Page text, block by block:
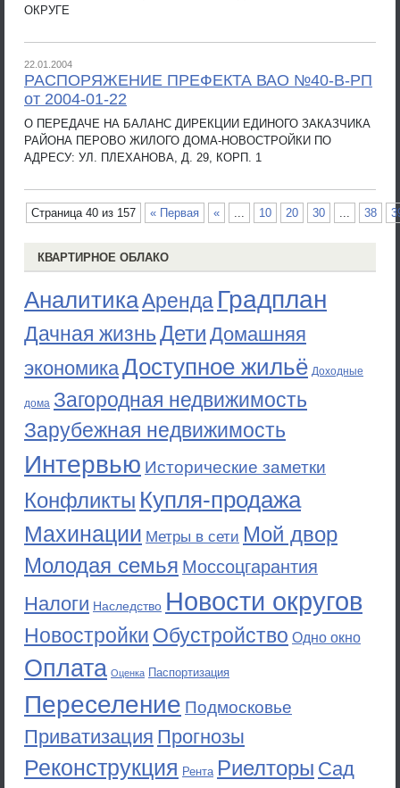
ОКРУГЕ
22.01.2004
РАСПОРЯЖЕНИЕ ПРЕФЕКТА ВАО №40-В-РП
от 2004-01-22
О ПЕРЕДАЧЕ НА БАЛАНС ДИРЕКЦИИ ЕДИНОГО ЗАКАЗЧИКА
РАЙОНА ПЕРОВО ЖИЛОГО ДОМА-НОВОСТРОЙКИ ПО
АДРЕСУ: УЛ. ПЛЕХАНОВА, Д. 29, КОРП. 1
Страница 40 из 157 « Первая « ... 10 20 30 ... 38
КВАРТИРНОЕ ОБЛАКО
АналитикаАренда Градплан
Дачная жизньДети Домашняя
экономикаДоступное жильё Доходные
дома Загородная недвижимость
Зарубежная недвижимость
Интервью Исторические заметки
Конфликты Купля-продажа
Махинации Метры в сети Мой двор
Молодая семья Моссоцгарантия
Налоги Наследство Новости округов
Новостройки Обустройство Одно окно
Оплата Оценка Паспортизация
Переселение Подмосковье
Приватизация Прогнозы
Реконструкция Рента Риелторы Сад